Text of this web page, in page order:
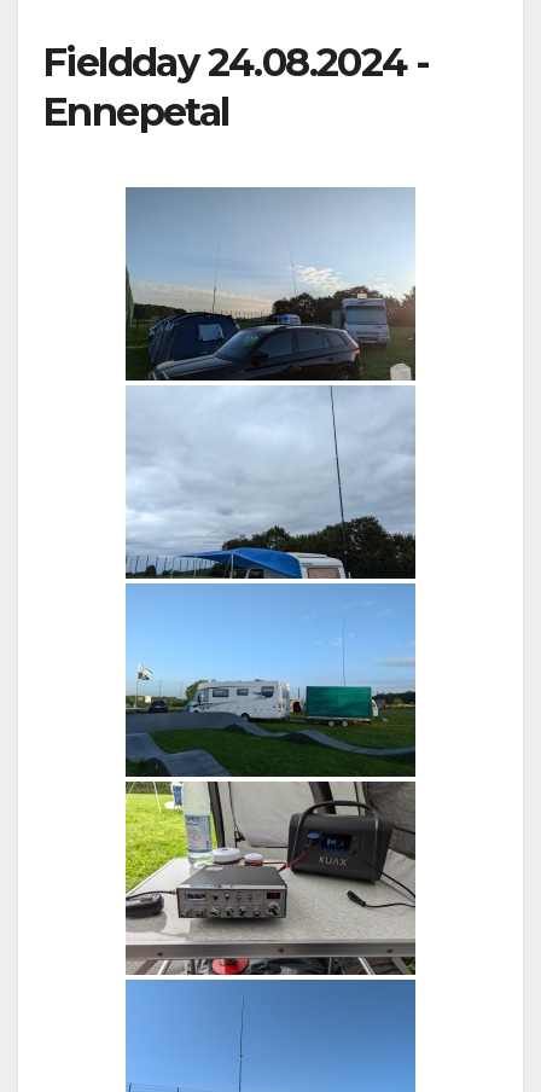
Fieldday 24.08.2024 -
Ennepetal